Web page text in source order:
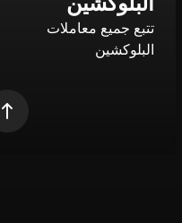
تتبع جميع معاملات
البلوكشين